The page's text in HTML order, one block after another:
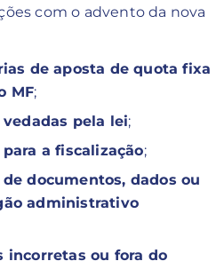
com o advento da nova
de aposta de quota fixa
MF;
pela lei;
a fiscalização;
documentos, dados ou
administrativo
incorretas ou fora do